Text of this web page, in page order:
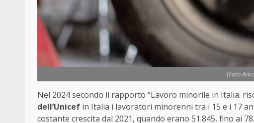
(Foto
Nel 2024 secondo il rapporto “Lavoro minorile in Italia:
dell’Unicef in Italia i lavoratori minorenni tra i 15 e i 17
costante crescita dal 2021, quando erano 51.845, fino ai